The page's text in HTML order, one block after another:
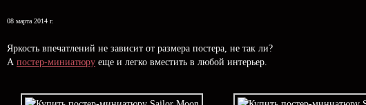
08 марта 2014 г.
Яркость впечатлений не зависит от размера постера, не так ли?
А постер-миниатюру еще и легко вместить в любой интерьер.